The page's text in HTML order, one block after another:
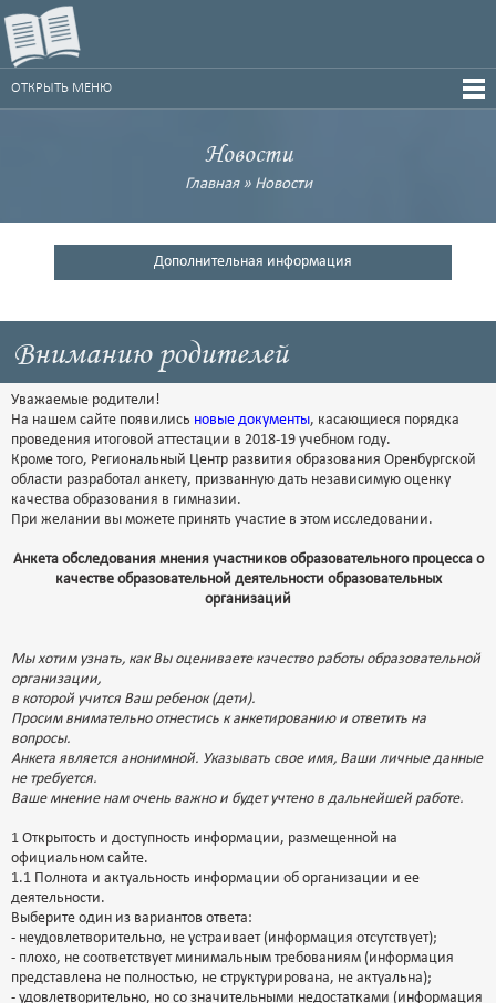
ОТКРЫТЬ МЕНЮ
Новости
Главная» Новости
Дополнительная информация
Вниманию родителей
Уважаемые родители!
На нашем сайте появились новые документы, касающиеся порядка
проведения итоговой аттестации в 2018-19 учебном году.
Кроме того, Региональный Центр развития образования Оренбургской
области разработал анкету, призванную дать независимую оценку
качества образования в гимназии.
При желании вы можете принять участие в этом исследовании.
Анкета обследования мнения участников образовательного процесса о
качестве образовательной деятельности образовательных
организаций
Мы хотим узнать, как Вы оцениваете качество работы образовательной
организации,
в которой учится Ваш ребенок (дети).
Просим внимательно отнестись к анкетированию и ответить на
вопросы.
Анкета является анонимной. Указывать свое имя, Ваши личные данные
не требуется.
Ваше мнение нам очень важно и будет учтено в дальнейшей работе.
1 Открытость и доступность информации, размещенной на
официальном сайте.
1.1 Полнота и актуальность информации об организации и ее
деятельности.
Выберите один из вариантов ответа:
- неудовлетворительно, не устраивает (информация отсутствует);
- плохо, не соответствует минимальным требованиям (информация
представлена не полностью, не структурирована, не актуальна);
- удовлетворительно, но со значительными недостатками (информация